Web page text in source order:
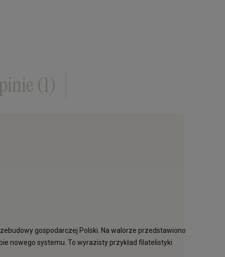
(1)
gospodarczej Polski. Na walorze przedstawiono
nowego systemu. To wyrazisty przykład filatelistyki